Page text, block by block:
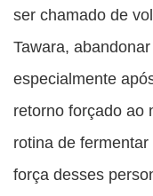
ser chamado de
Tawara,
especialmente
retorno forçado ao
rotina de
força desses